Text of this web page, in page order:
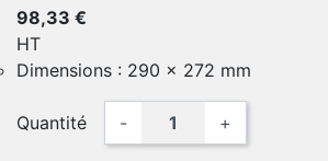
98,33 €
HT
Dimensions : 290 x 272 mm
Quantité - +